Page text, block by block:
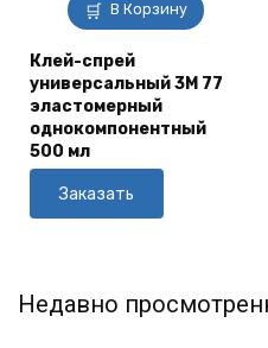
В Корзину
Клей-спрей
универсальный 3М 77
эластомерный
однокомпонентный
500 мл
Заказать
Недавно